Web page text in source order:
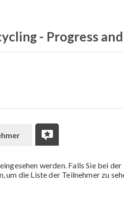
- Progress
werden. Falls Sie bei der
um die Liste der Teilnehmer zu